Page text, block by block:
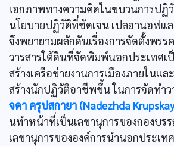
เอกภาพทางความคิดในขบวนการป
นโยบายปฏิวัติที่ชัดเจน เปลฮานอฟแ
จึงพยายามผลักดันเรื่องการจัดตั้งพรร
วารสารใต้ดินที่จัดพิมพ์นอกประเทศเ
สร้างเครือข่ายงานการเมืองภายในแ
สร้างนักปฏิวัติอาชีพขึ้น ในการจัดทำว
จดา ครุปสกายา (Nadezhda
นทำหน้าที่เป็นเลขานุการของกองบร
เลขานุการขององค์การนำนอกประเท